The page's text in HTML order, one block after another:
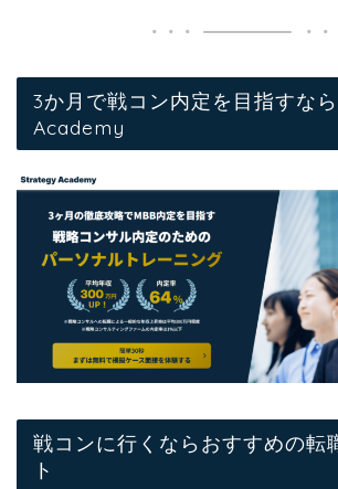
3か月で戦コン内定を目指すな
Academy
戦コンに行くならおすすめの転
ト